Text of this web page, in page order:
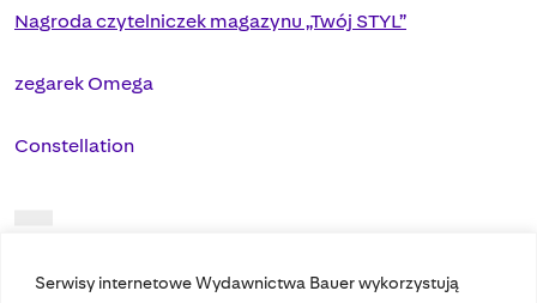
Serwisy internetowe Wydawnictwa Bauer wykorzystują
Nagroda czytelniczek magazynu „Twój STYL”
zegarek Omega
Constellation